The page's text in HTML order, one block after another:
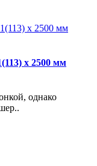
х 2500 мм
однако